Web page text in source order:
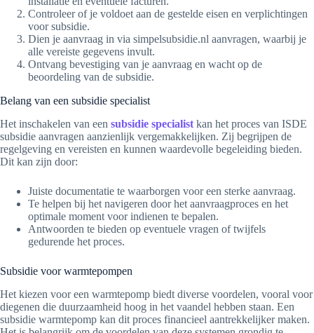
Controleer of je voldoet aan de gestelde eisen en verplichtingen
voor subsidie.
Dien je aanvraag in via simpelsubsidie.nl aanvragen, waarbij je
alle vereiste gegevens invult.
Ontvang bevestiging van je aanvraag en wacht op de
beoordeling van de subsidie.
Belang van een subsidie specialist
Het inschakelen van een subsidie specialist kan het proces van ISDE
subsidie aanvragen aanzienlijk vergemakkelijken. Zij begrijpen de
regelgeving en vereisten en kunnen waardevolle begeleiding bieden.
Dit kan zijn door:
Juiste documentatie te waarborgen voor een sterke aanvraag.
Te helpen bij het navigeren door het aanvraagproces en het
optimale moment voor indienen te bepalen.
Antwoorden te bieden op eventuele vragen of twijfels
gedurende het proces.
Subsidie voor warmtepompen
Het kiezen voor een warmtepomp biedt diverse voordelen, vooral voor
diegenen die duurzaamheid hoog in het vaandel hebben staan. Een
subsidie warmtepomp kan dit proces financieel aantrekkelijker maken.